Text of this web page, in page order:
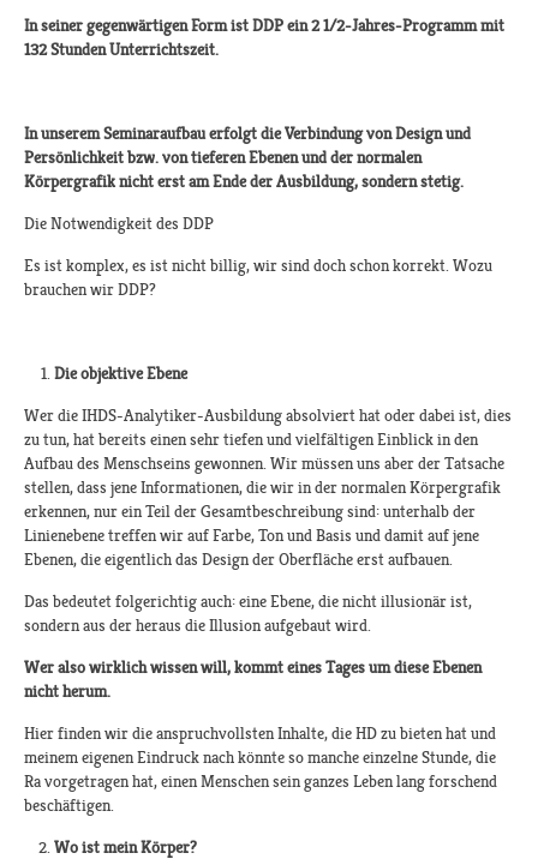
In seiner gegenwärtigen Form ist DDP ein 2 1/2-Jahres-Programm mit
132 Stunden Unterrichtszeit.
In unserem Seminaraufbau erfolgt die Verbindung von Design und
Persönlichkeit bzw. von tieferen Ebenen und der normalen
Körpergrafik nicht erst am Ende der Ausbildung, sondern stetig.
Die Notwendigkeit des DDP
Es ist komplex, es ist nicht billig, wir sind doch schon korrekt. Wozu
brauchen wir DDP?
Die objektive Ebene
Wer die IHDS-Analytiker-Ausbildung absolviert hat oder dabei ist, dies
zu tun, hat bereits einen sehr tiefen und vielfältigen Einblick in den
Aufbau des Menschseins gewonnen. Wir müssen uns aber der Tatsache
stellen, dass jene Informationen, die wir in der normalen Körpergrafik
erkennen, nur ein Teil der Gesamtbeschreibung sind: unterhalb der
Linienebene treffen wir auf Farbe, Ton und Basis und damit auf jene
Ebenen, die eigentlich das Design der Oberfläche erst aufbauen.
Das bedeutet folgerichtig auch: eine Ebene, die nicht illusionär ist,
sondern aus der heraus die Illusion aufgebaut wird.
Wer also wirklich wissen will, kommt eines Tages um diese Ebenen
nicht herum.
Hier finden wir die anspruchvollsten Inhalte, die HD zu bieten hat und
meinem eigenen Eindruck nach könnte so manche einzelne Stunde, die
Ra vorgetragen hat, einen Menschen sein ganzes Leben lang forschend
beschäftigen.
Wo ist mein Körper?